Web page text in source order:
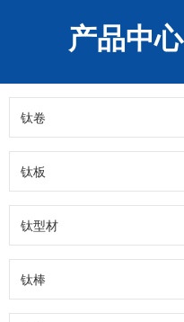
产品中心
钛卷
钛板
钛型材
钛棒